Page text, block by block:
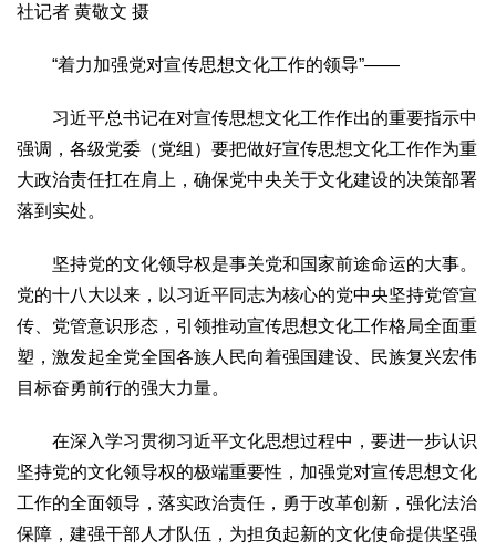
中国与世界 国际视点
生态
视频
访谈 动态
地方
津 冀 晋 蒙 辽 吉 黑 沪 苏 浙 皖
闽
赣
鲁 豫 鄂 湘 粤 桂 琼 渝 川 黔 滇
藏
陕
甘 青 宁 新 港 澳 台
信息
地方动态 地方强音
在线期刊
社记者 黄敬文 摄
“着力加强党对宣传思想文化工作的领导”——
习近平总书记在对宣传思想文化工作作出的重要指示中
强调，各级党委（党组）要把做好宣传思想文化工作作为重
大政治责任扛在肩上，确保党中央关于文化建设的决策部署
落到实处。
坚持党的文化领导权是事关党和国家前途命运的大事。
党的十八大以来，以习近平同志为核心的党中央坚持党管宣
传、党管意识形态，引领推动宣传思想文化工作格局全面重
塑，激发起全党全国各族人民向着强国建设、民族复兴宏伟
目标奋勇前行的强大力量。
在深入学习贯彻习近平文化思想过程中，要进一步认识
坚持党的文化领导权的极端重要性，加强党对宣传思想文化
工作的全面领导，落实政治责任，勇于改革创新，强化法治
保障，建强干部人才队伍，为担负起新的文化使命提供坚强